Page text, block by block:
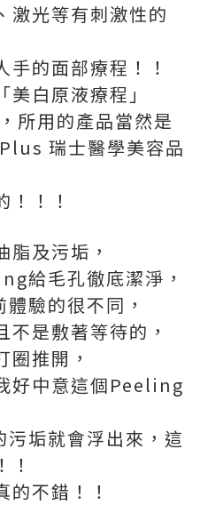
激光等有刺激性的
的面部療程！！
白原液療程」
所用的產品當然是
瑞士醫學美容品
！！！
脂及污垢，
給毛孔徹底潔淨，
驗的很不同，
是敷著等待的，
圈推開，
好中意這個Peeling
垢就會浮出來，這
的不錯！！